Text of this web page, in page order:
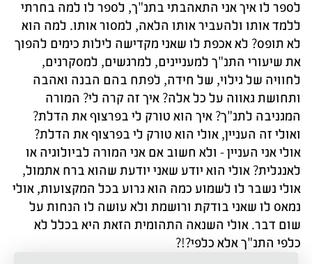
לספר לו איך אני התאהבתי בתנ"ך, לספר לו למה בחרתי
ללמד אותו ולהעביר אותו הלאה, למסור אותו. למה הוא
לא תופס? לא אכפת לו שאני מקדישה לילות כימים להפוך
את שיעורי התנ"ך למעניינים, למרגשים, למסקרנים,
לחוויה של גילוי, של חידה, לפתח בהם הבנה ואהבה
ותחושת גאווה על כל אלה? איך זה קרה לי? המורה
המגניבה לתנ"ך? איך הוא טורק לי בפרצוף את הדלת?
ואולי זה העניין, אולי הוא טורק לי בפרצוף את הדלת?
אולי אני העניין - ולא חשוב אם אני המורה לביולוגיה או
לאנגלית? אולי הוא יודע שאני יודעת שהוא ברח אתמול,
אולי נשבר לו לשמוע כמה הוא גרוע בכל המקצועות, אולי
נמאס לו שאני בודקת ורושמת ולא עושה לו הנחות על
שום דבר. אולי השנאה התהומית הזאת היא בכלל לא
כלפי התנ"ך אלא כלפי?!?